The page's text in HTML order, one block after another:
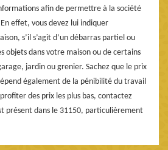
afin de permettre à la société
effet, vous devez lui indiquer
s’il s’agit d’un débarras partiel ou
objets dans votre maison ou de certains
jardin ou grenier. Sachez que le prix
également de la pénibilité du travail
des prix les plus bas, contactez
présent dans le 31150, particulièrement